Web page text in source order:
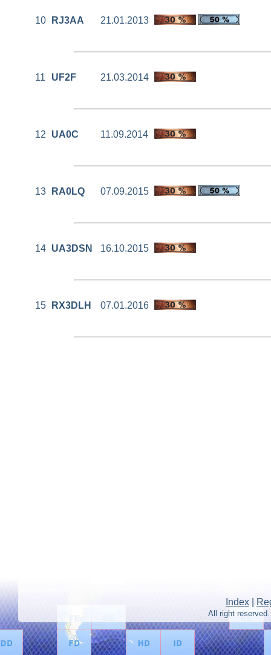
10 RJ3AA 21.01.2013
11 UF2F 21.03.2014
12 UA0C 11.09.2014
13 RA0LQ 07.09.2015
14 UA3DSN 16.10.2015
15 RX3DLH 07.01.2016
Index
All right